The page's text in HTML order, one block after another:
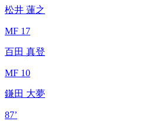
松井 蓮之
MF 17
百田 真登
MF 10
鎌田 大夢
87’